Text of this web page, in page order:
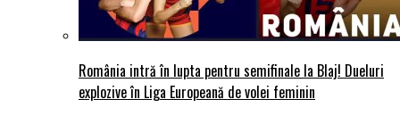
România intră în lupta pentru semifinale la Blaj! Dueluri
explozive în Liga Europeană de volei feminin